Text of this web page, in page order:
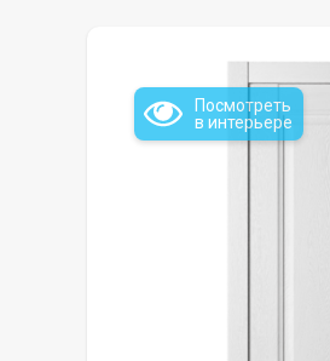
Посмотреть
в интерьере